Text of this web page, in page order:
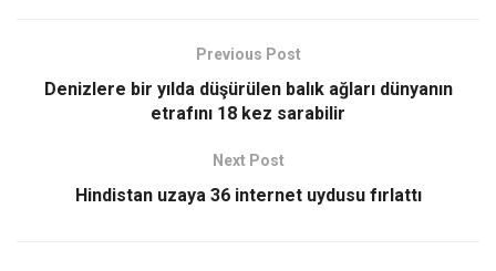
Previous Post
Denizlere bir yılda düşürülen balık ağları dünyanın
etrafını 18 kez sarabilir
Next Post
Hindistan uzaya 36 internet uydusu fırlattı